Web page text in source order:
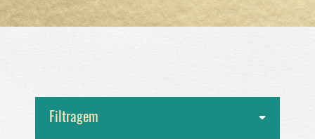
Projeto
Filtragem